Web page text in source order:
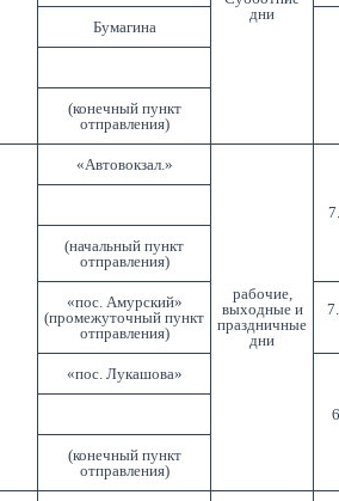
дни
Бумагина
(конечный пункт
отправления)
«Автовокзал.»
рабочие,
выходные и
праздничные
дни
(начальный пункт
отправления)
«пос. Амурский»
(промежуточный пункт
отправления)
«пос. Лукашова»
(конечный пункт
отправления)